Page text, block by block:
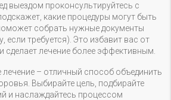
выездом проконсультируйтесь с
какие процедуры могут быть
собрать нужные документы
если требуется). Это избавит вас от
сделает лечение более эффективным.
лечение – отличный способ объединить
Выбирайте цель, подбирайте
и наслаждайтесь процессом